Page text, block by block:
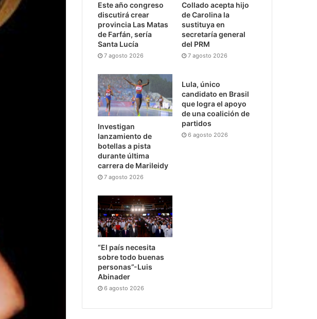
Este año congreso
discutirá crear
provincia Las Matas
de Farfán, sería
Santa Lucía
7 agosto 2026
Collado acepta hijo
de Carolina la
sustituya en
secretaría general
del PRM
7 agosto 2026
Investigan
lanzamiento de
botellas a pista
durante última
carrera de Marileidy
7 agosto 2026
Lula, único
candidato en Brasil
que logra el apoyo
de una coalición de
partidos
6 agosto 2026
“El país necesita
sobre todo buenas
personas”-Luis
Abinader
6 agosto 2026